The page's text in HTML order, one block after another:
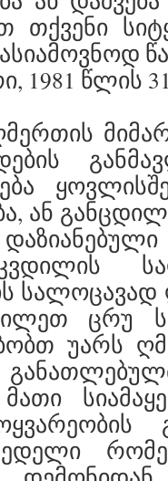
თქვენი
1981 წლის
ან
სალოცავად
ცრუ
უარს
მათი